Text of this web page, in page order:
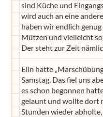
sind Küche und
wird auch an eine
haben wir endlich genug
Mützen und vielleicht
Der steht zur Zeit
Elin hatte
Samstag. Das fiel uns
es schon begonnen
gelaunt und wollte dort
Stunden wieder abholte,